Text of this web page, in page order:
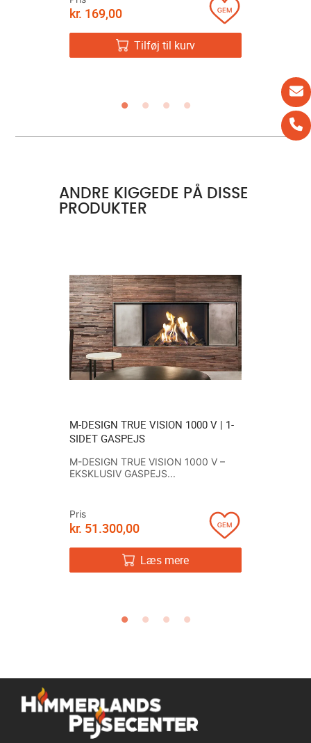
kr. 169,00
Tilføj til kurv
ANDRE KIGGEDE PÅ DISSE
PRODUKTER
M-DESIGN TRUE VISION 1000 V | 1-
SIDET GASPEJS
M-DESIGN TRUE VISION 1000 V –
EKSKLUSIV GASPEJS...
Pris
kr. 51.300,00
Læs mere